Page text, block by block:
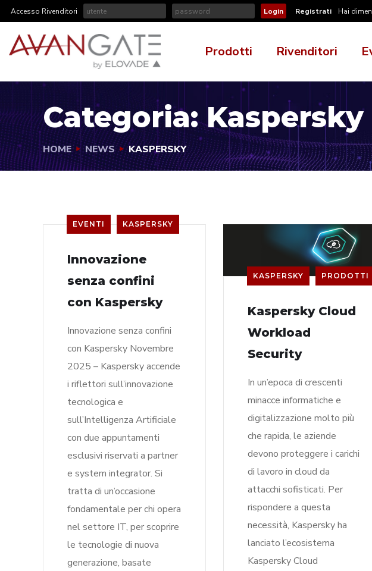
Accesso Rivenditori Registrati Hai
Prodotti Rivenditori
Categoria:Kaspersky
HOME NEWS KASPERSKY
EVENTI KASPERSKY
Innovazione
senza confini
con Kaspersky
Innovazione senza confini
con Kaspersky Novembre
2025 – Kaspersky accende
i riflettori sull’innovazione
tecnologica e
sull’Intelligenza Artificiale
con due appuntamenti
esclusivi riservati a partner
e system integrator. Si
tratta di un’occasione
fondamentale per chi opera
nel settore IT, per scoprire
le tecnologie di nuova
generazione, basate
KASPERSKY PRODOTTI
Kaspersky Cloud
Workload
Security
In un’epoca di crescenti
minacce informatiche e
digitalizzazione molto più
che rapida, le aziende
devono proteggere i carichi
di lavoro in cloud da
attacchi sofisticati. Per
rispondere a questa
necessità, Kaspersky ha
lanciato l’ecosistema
Kaspersky Cloud